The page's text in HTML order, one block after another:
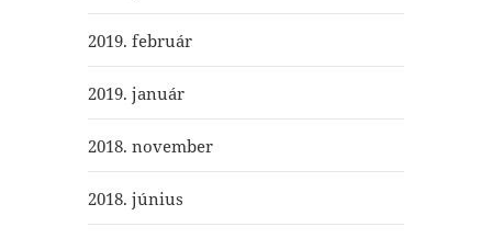
2019. február
2019. január
2018. november
2018. június